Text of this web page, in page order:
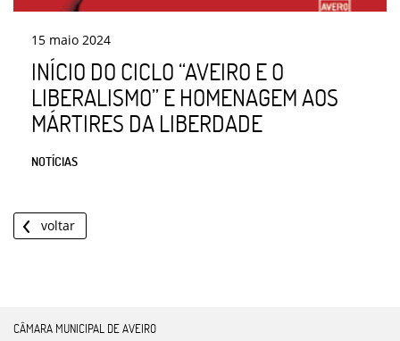
15 maio 2024
INÍCIO DO CICLO “AVEIRO E O
LIBERALISMO” E HOMENAGEM AOS
MÁRTIRES DA LIBERDADE
NOTÍCIAS
voltar
CÂMARA MUNICIPAL DE AVEIRO